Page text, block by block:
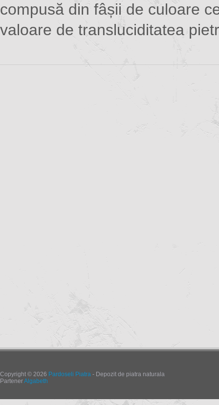
compusă din fâșii de culoare
valoare de transluciditatea
Copyright © 2026 Pardoseli Piatra - Depozit de piatra naturala
PartenerAlgabeth